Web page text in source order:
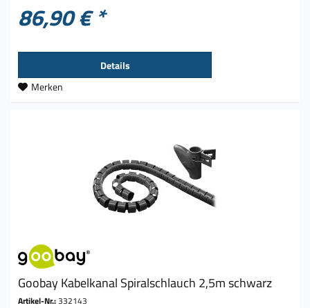
86,90 € *
Details
Merken
Goobay Kabelkanal Spiralschlauch 2,5m schwarz
Artikel-Nr.:332143